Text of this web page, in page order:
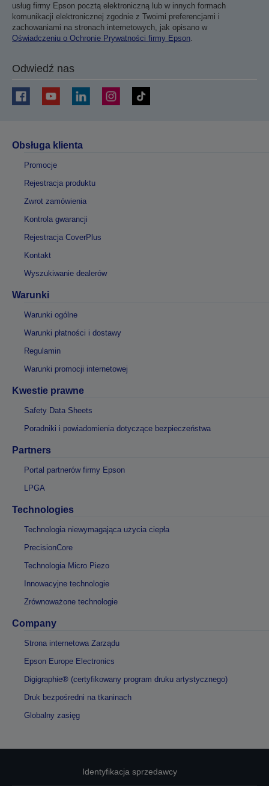
usług firmy Epson pocztą elektroniczną lub w innych formach
komunikacji elektronicznej zgodnie z Twoimi preferencjami i
zachowaniami na stronach internetowych, jak opisano w
Oświadczeniu o Ochronie Prywatności firmy Epson.
Odwiedź nas
Obsługa klienta
Promocje
Rejestracja produktu
Zwrot zamówienia
Kontrola gwarancji
Rejestracja CoverPlus
Kontakt
Wyszukiwanie dealerów
Warunki
Warunki ogólne
Warunki płatności i dostawy
Regulamin
Warunki promocji internetowej
Kwestie prawne
Safety Data Sheets
Poradniki i powiadomienia dotyczące bezpieczeństwa
Partners
Portal partnerów firmy Epson
LPGA
Technologies
Technologia niewymagająca użycia ciepła
PrecisionCore
Technologia Micro Piezo
Innowacyjne technologie
Zrównoważone technologie
Company
Strona internetowa Zarządu
Epson Europe Electronics
Digigraphie® (certyfikowany program druku artystycznego)
Druk bezpośredni na tkaninach
Globalny zasięg
Identyfikacja sprzedawcy